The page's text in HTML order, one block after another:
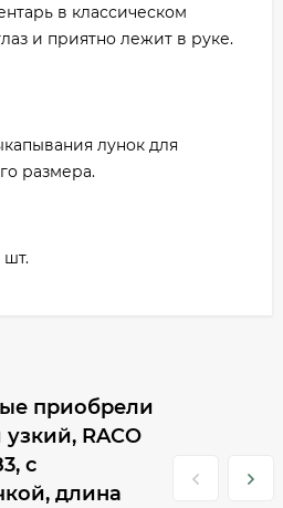
в классическом
и приятно лежит в руке.
лунок для
размера.
шт.
приобрели
RACO
с
длина